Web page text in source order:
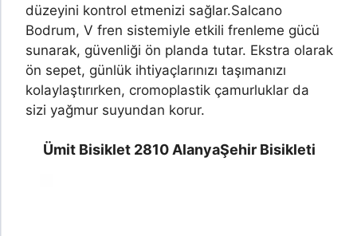
düzeyini kontrol etmenizi sağlar.Salcano
Bodrum, V fren sistemiyle etkili frenleme gücü
sunarak, güvenliği ön planda tutar. Ekstra olarak
ön sepet, günlük ihtiyaçlarınızı taşımanızı
kolaylaştırırken, cromoplastik çamurluklar da
sizi yağmur suyundan korur.
Ümit Bisiklet 2810 AlanyaŞehir Bisikleti